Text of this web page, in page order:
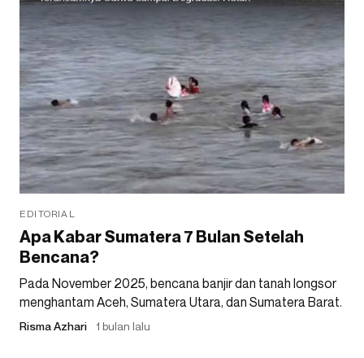
EDITORIAL
Apa Kabar Sumatera 7 Bulan Setelah
Bencana?
Pada November 2025, bencana banjir dan tanah longsor
menghantam Aceh, Sumatera Utara, dan Sumatera Barat.
Risma Azhari 1 bulan lalu